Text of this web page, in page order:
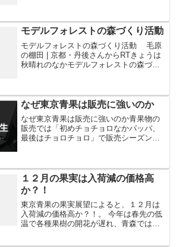
ネラルを含む一級河川吉野...
モデルフォレストの森づくり活動
モデルフォレストの森づくり活動 毛原
の棚田 | 京都・丹後さんからRTきょうは
秋晴れのなかモデルフォレストの森づく
れ、桧の間...
なぜ東京青果は販売に強いのか
なぜ東京青果は販売に強いのか青果物の
販売では「初めチョチョロなかパッパ、
最後はチョロチョロ」で販売シーズンは
張ってみても量が少ないので商売になり
ません。実力の見せどころ...
１２月の果実は入荷減の価格高
か？！
東京青果の果実展望によると、１２月は
入荷減の価格高か？！。 今年は春先の低
温で各種果樹の開花が遅れ、青森ではり